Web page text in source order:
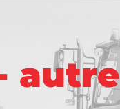
autre